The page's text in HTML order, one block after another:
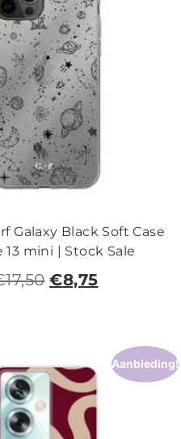
Galaxy Black Soft Case
13 mini | Stock Sale
17,50 €8,75
Aanbieding!